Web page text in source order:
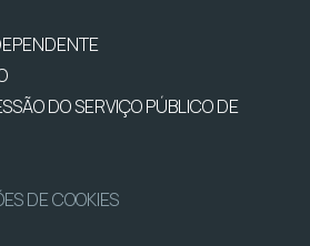
DO SERVIÇO PÚBLICO DE
DE COOKIES